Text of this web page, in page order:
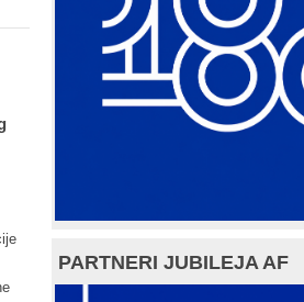
PARTNERI JUBILEJA AF